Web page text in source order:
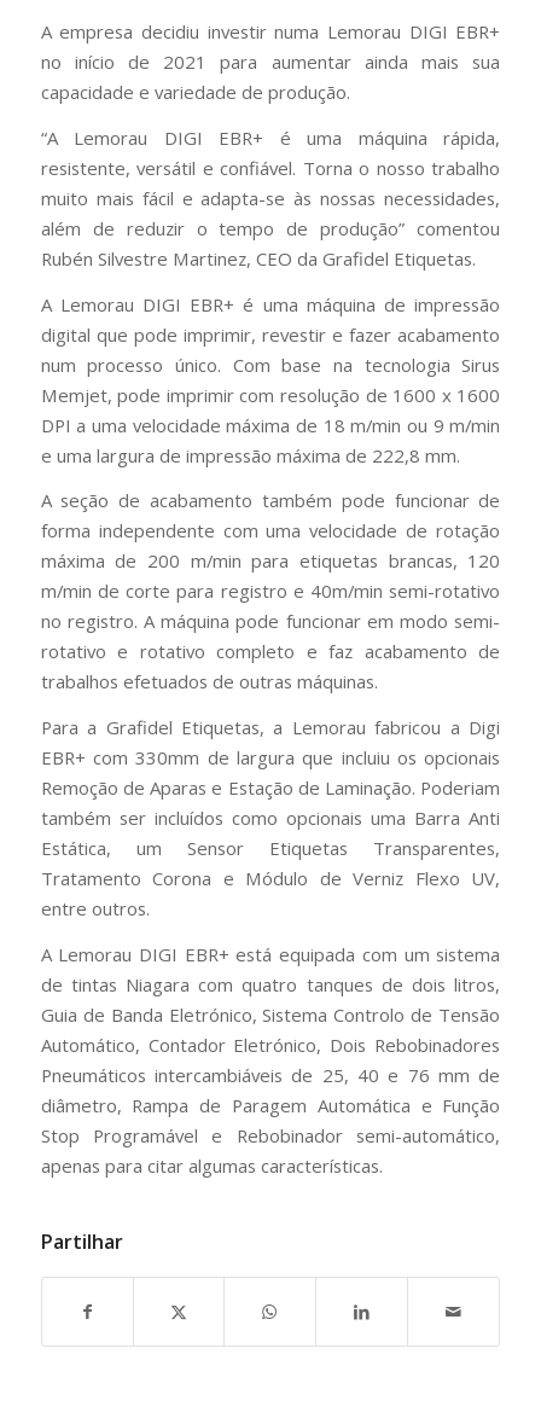
A empresa decidiu investir numa Lemorau DIGI EBR+
no início de 2021 para aumentar ainda mais sua
capacidade e variedade de produção.
“A Lemorau DIGI EBR+ é uma máquina rápida,
resistente, versátil e confiável. Torna o nosso trabalho
muito mais fácil e adapta-se às nossas necessidades,
além de reduzir o tempo de produção” comentou
Rubén Silvestre Martinez, CEO da Grafidel Etiquetas.
A Lemorau DIGI EBR+ é uma máquina de impressão
digital que pode imprimir, revestir e fazer acabamento
num processo único. Com base na tecnologia Sirus
Memjet, pode imprimir com resolução de 1600 x 1600
DPI a uma velocidade máxima de 18 m/min ou 9 m/min
e uma largura de impressão máxima de 222,8 mm.
A seção de acabamento também pode funcionar de
forma independente com uma velocidade de rotação
máxima de 200 m/min para etiquetas brancas, 120
m/min de corte para registro e 40m/min semi-rotativo
no registro. A máquina pode funcionar em modo semi-
rotativo e rotativo completo e faz acabamento de
trabalhos efetuados de outras máquinas.
Para a Grafidel Etiquetas, a Lemorau fabricou a Digi
EBR+ com 330mm de largura que incluiu os opcionais
Remoção de Aparas e Estação de Laminação. Poderiam
também ser incluídos como opcionais uma Barra Anti
Estática, um Sensor Etiquetas Transparentes,
Tratamento Corona e Módulo de Verniz Flexo UV,
entre outros.
A Lemorau DIGI EBR+ está equipada com um sistema
de tintas Niagara com quatro tanques de dois litros,
Guia de Banda Eletrónico, Sistema Controlo de Tensão
Automático, Contador Eletrónico, Dois Rebobinadores
Pneumáticos intercambiáveis de 25, 40 e 76 mm de
diâmetro, Rampa de Paragem Automática e Função
Stop Programável e Rebobinador semi-automático,
apenas para citar algumas características.
Partilhar